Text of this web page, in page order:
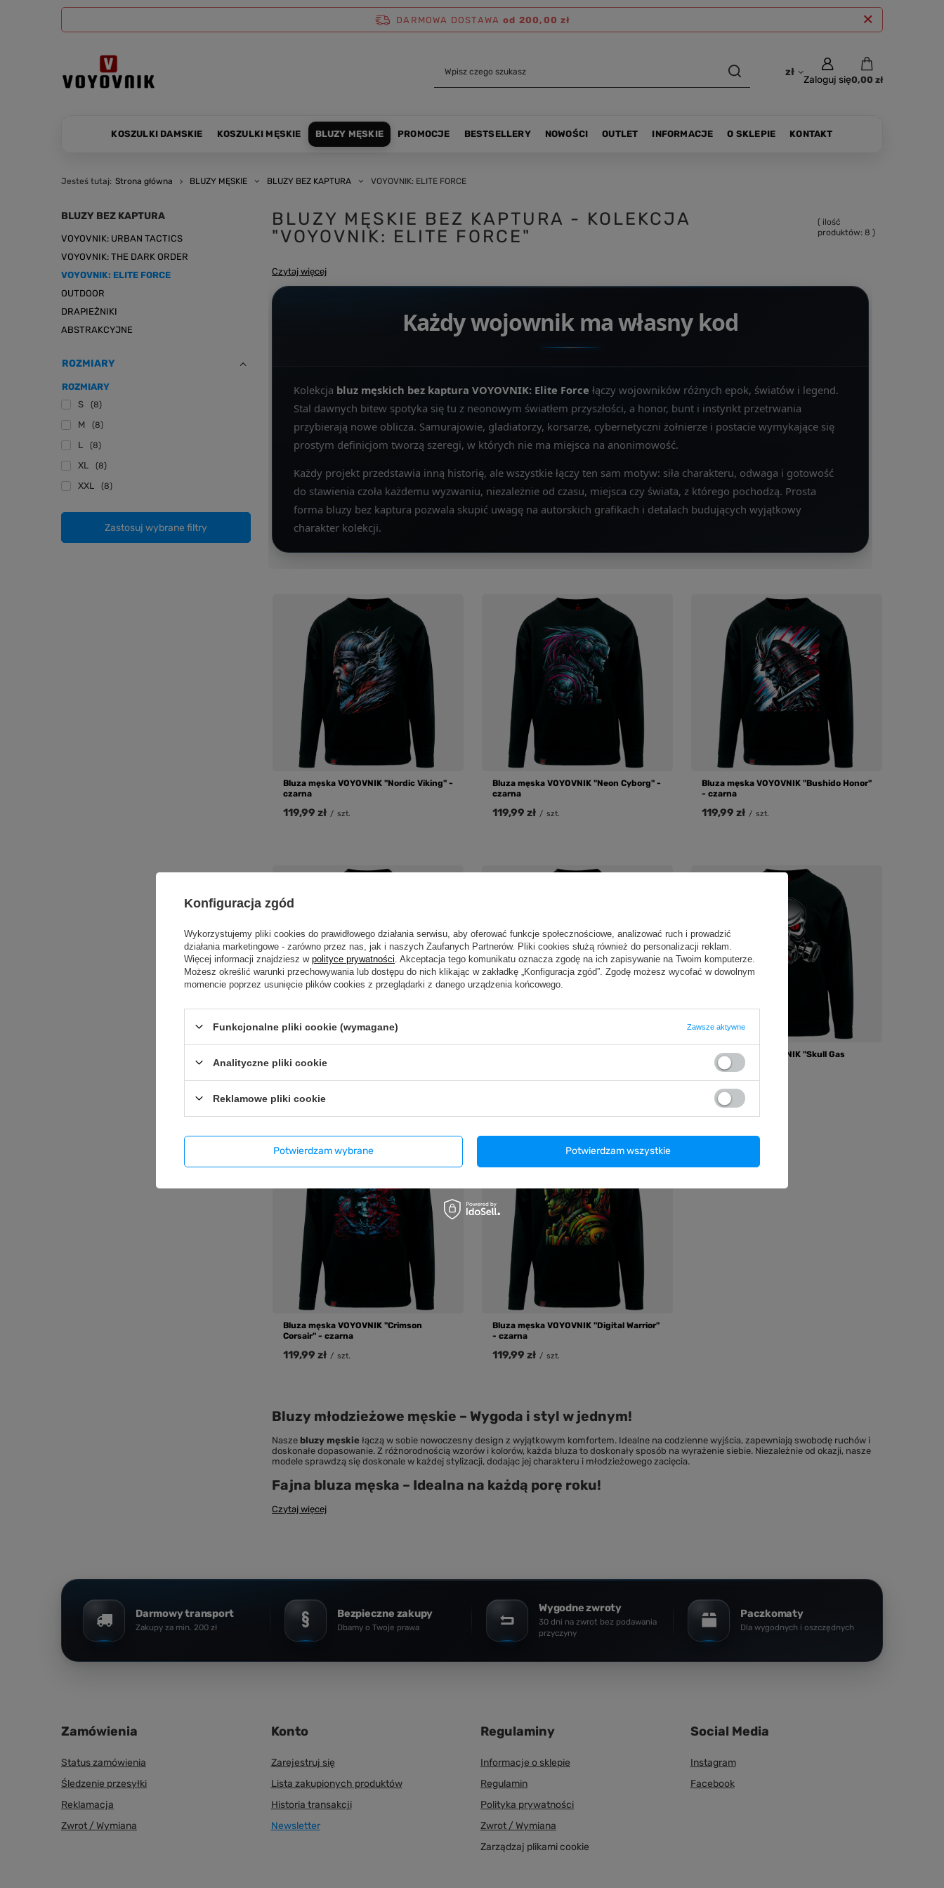
DARMOWA DOSTAWA od 200,00 zł
zł
Zaloguj się0,00 zł
KOSZULKI DAMSKIE KOSZULKI MĘSKIE BLUZY MĘSKIE PROMOCJE BESTSELLERY NOWOŚCI OUTLET INFORMACJE O SKLEPIE KONTAKT
Jesteś tutaj: Strona główna BLUZY MĘSKIE BLUZY BEZ KAPTURA VOYOVNIK: ELITE FORCE
BLUZY BEZ KAPTURA
VOYOVNIK: URBAN TACTICS
VOYOVNIK: THE DARK ORDER
VOYOVNIK: ELITE FORCE
OUTDOOR
DRAPIEŻNIKI
ABSTRAKCYJNE
ROZMIARY
ROZMIARY
S
8
M 8
L 8
XL 8
XXL 8
Zastosuj wybrane filtry
BLUZY MĘSKIE BEZ KAPTURA - KOLEKCJA
"VOYOVNIK: ELITE FORCE"
( ilość
produktów:8 )
Czytaj więcej
Każdy wojownik ma własny kod
Kolekcja bluz męskich bez kaptura VOYOVNIK: Elite Force łączy wojowników różnych epok, światów i legend.
Stal dawnych bitew spotyka się tu z neonowym światłem przyszłości, a honor, bunt i instynkt przetrwania
przybierają nowe oblicza. Samurajowie, gladiatorzy, korsarze, cybernetyczni żołnierze i postacie wymykające się
prostym definicjom tworzą szeregi, w których nie ma miejsca na anonimowość.
Każdy projekt przedstawia inną historię, ale wszystkie łączy ten sam motyw: siła charakteru, odwaga i gotowość
do stawienia czoła każdemu wyzwaniu, niezależnie od czasu, miejsca czy świata, z którego pochodzą. Prosta
forma bluzy bez kaptura pozwala skupić uwagę na autorskich grafikach i detalach budujących wyjątkowy
charakter kolekcji.
Bluza męska VOYOVNIK "Nordic Viking" -
czarna
119,99 zł / szt.
Bluza męska VOYOVNIK "Neon Cyborg" -
czarna
119,99 zł / szt.
Bluza męska VOYOVNIK "Bushido Honor"
- czarna
119,99 zł / szt.
czarna
119,99 zł 119,99 zł
Bluza męska VOYOVNIK "Skull Gas
Mask" - czarna
119,99 zł
Bluza męska VOYOVNIK "Crimson
Corsair" - czarna
119,99 zł / szt.
Bluza męska VOYOVNIK "Digital Warrior"
- czarna
119,99 zł / szt.
Bluzy młodzieżowe męskie – Wygoda i styl w jednym!
Nasze bluzy męskie łączą w sobie nowoczesny design z wyjątkowym komfortem. Idealne na codzienne wyjścia, zapewniają swobodę ruchów i
doskonałe dopasowanie. Z różnorodnością wzorów i kolorów, każda bluza to doskonały sposób na wyrażenie siebie. Niezależnie od okazji, nasze
modele sprawdzą się doskonale w każdej stylizacji, dodając jej charakteru i młodzieżowego zacięcia.
Fajna bluza męska – Idealna na każdą porę roku!
Czytaj więcej
Darmowy transport
Zakupy za min. 200 zł
Bezpieczne zakupy
Dbamy o Twoje prawa
Wygodne zwroty
30 dni na zwrot bez podawania
przyczyny
Paczkomaty
Dla wygodnych i oszczędnych
Zamówienia
Status zamówienia
Śledzenie przesyłki
Reklamacja
Zwrot / Wymiana
Konto
Zarejestruj się
Lista zakupionych produktów
Historia transakcji
Newsletter
Regulaminy
Informacje o sklepie
Regulamin
Polityka prywatności
Zwrot / Wymiana
Zarządzaj plikami cookie
Social Media
Instagram
Facebook
Konfiguracja zgód
Wykorzystujemy pliki cookies do prawidłowego działania serwisu, aby oferować funkcje społecznościowe, analizować ruch i prowadzić
działania marketingowe - zarówno przez nas, jak i naszych Zaufanych Partnerów. Pliki cookies służą również do personalizacji reklam.
Więcej informacji znajdziesz w polityce prywatności . Akceptacja tego komunikatu oznacza zgodę na ich zapisywanie na Twoim komputerze.
Możesz określić warunki przechowywania lub dostępu do nich klikając w zakładkę „Konfiguracja zgód”. Zgodę możesz wycofać w dowolnym
momencie poprzez usunięcie plików cookies z przeglądarki z danego urządzenia końcowego.
Funkcjonalne pliki cookie (wymagane) Zawsze aktywne
Analityczne pliki cookie
Reklamowe pliki cookie
Potwierdzam wybrane Potwierdzam wszystkie